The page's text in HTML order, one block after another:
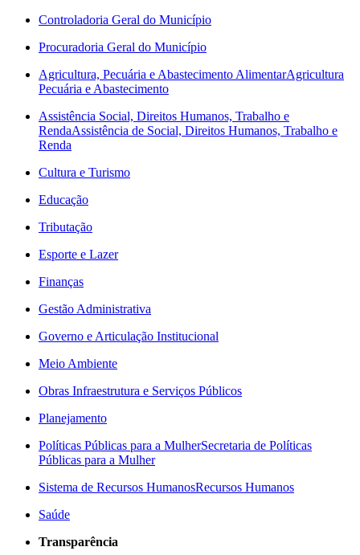
Controladoria Geral do Município
Procuradoria Geral do Município
Agricultura, Pecuária e Abastecimento AlimentarAgricultura
Pecuária e Abastecimento
Assistência Social, Direitos Humanos, Trabalho e
RendaAssistência de Social, Direitos Humanos, Trabalho e
Renda
Cultura e Turismo
Educação
Tributação
Esporte e Lazer
Finanças
Gestão Administrativa
Governo e Articulação Institucional
Meio Ambiente
Obras Infraestrutura e Serviços Públicos
Planejamento
Políticas Públicas para a MulherSecretaria de Políticas
Públicas para a Mulher
Sistema de Recursos HumanosRecursos Humanos
Saúde
Transparência